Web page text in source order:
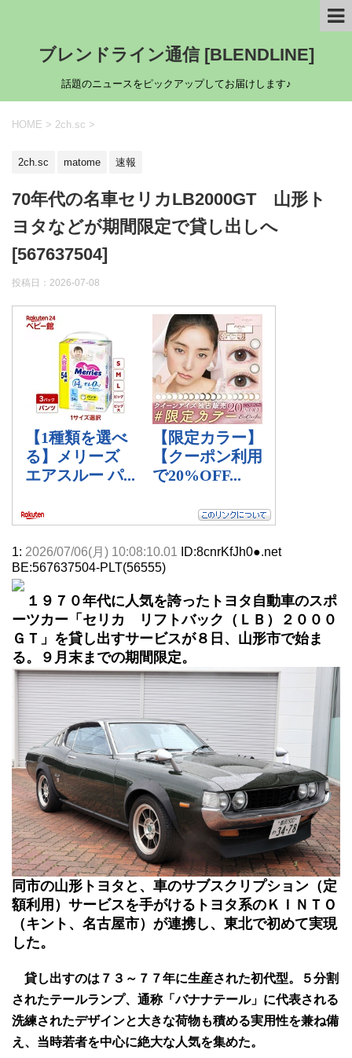
ブレンドライン通信 [BLENDLINE]
話題のニュースをピックアップしてお届けします♪
HOME > 2ch.sc >
2ch.sc matome 速報
70年代の名車セリカLB2000GT 山形ト
ヨタなどが期間限定で貸し出しへ
[567637504]
投稿日： 2026-07-08
1: 2026/07/06(月) 10:08:10.01
ID:8cnrKfJh0●.net
BE:567637504-PLT(56555)
１９７０年代に人気を誇ったトヨタ自動車のスポ
ーツカー「セリカ リフトバック（ＬＢ）２０００
ＧＴ」を貸し出すサービスが８日、山形市で始ま
る。９月末までの期間限定。
同市の山形トヨタと、車のサブスクリプション（定
額利用）サービスを手がけるトヨタ系のＫＩＮＴＯ
（キント、名古屋市）が連携し、東北で初めて実現
した。
貸し出すのは７３～７７年に生産された初代型。５分割
されたテールランプ、通称「バナナテール」に代表される
洗練されたデザインと大きな荷物も積める実用性を兼ね備
え、当時若者を中心に絶大な人気を集めた。